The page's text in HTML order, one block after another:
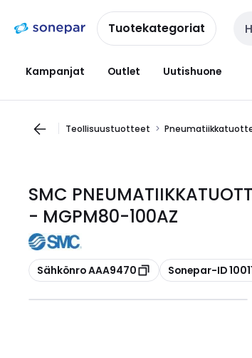
navigointiinsisältöönTuotekategoriat
Kampanjat Outlet Uutishuone
Teollisuustuotteet
SMC
- MGPM80-100AZ
Kopioi
Sähkönro AAA9470 Kopioi
Sonepar-ID